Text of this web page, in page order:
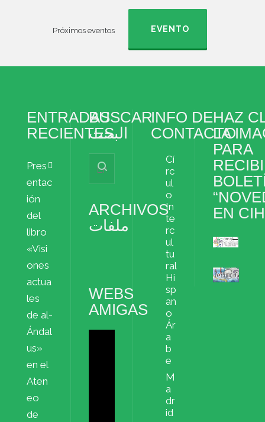
Próximos eventos EVENTO
ENTRADAS
RECIENTES
Pres
entac
ión
del
libro
«Visi
ones
actua
les
de al-
Ándal
us»
en el
Aten
eo
de
BUSCAR
البحث
ARCHIVOS
ملفات
WEBS
AMIGAS
INFO DE
CONTACTO
Cí
rc
ul
o
In
te
rc
ul
tu
ral
Hi
sp
an
o
Ár
a
b
e
M
a
dr
id
HAZ
LA
PARA
EN